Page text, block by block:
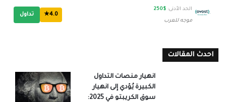
الحد الأدنى: $250
موجه للعرب
4.0★ تداول
احدث المقالات
انهيار منصات التداول
الكبيرة يُؤدي إلى انهيار
سوق الكريبتو في 2025: